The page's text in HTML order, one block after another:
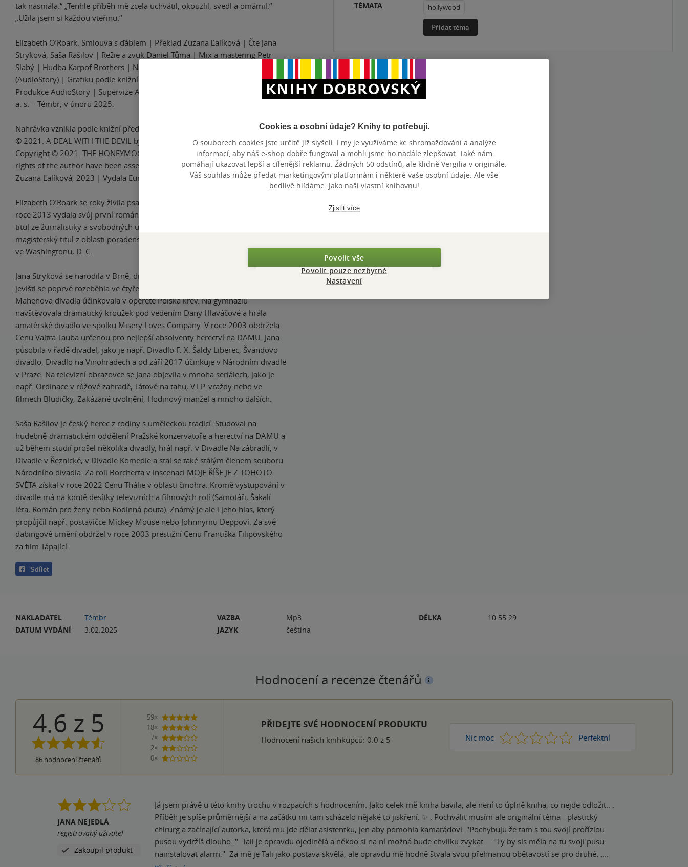
tak nasmála.“ „Tenhle příběh mě zcela uchvátil, okouzlil, svedl a omámil.“
„Užila jsem si každou vteřinu.“
Elizabeth O’Roark: Smlouva s ďáblem | Překlad Zuzana Ľalíková | Čte Jana
Stryková, Saša Rašilov | Režie a zvuk Daniel Tůma | Mix a mastering Petr
Slabý | Hudba Karpof Brothers | Natočeno ve studiu KARPOFON
(AudioStory) | Grafiku podle knižní předlohy adaptovala Jana Lhotáková |
Produkce AudioStory | Supervize Alena Brožová | Vydala Euromedia Group,
a. s. – Témbr, v únoru 2025.
Nahrávka vznikla podle knižní předlohy: A DEAL WITH THE DEVIL Copyright
© 2021. A DEAL WITH THE DEVIL by Elizabeth O’Roark | THE HONEYMOON
Copyright © 2021. THE HONEYMOON by Elizabeth O’Roark | The moral
rights of the author have been asserted. | All rights reserved. | Translation ©
Zuzana Ľalíková, 2023 | Vydala Euromedia Group, a. s. – Ikar, 2023.
Elizabeth O’Roark se roky živila psaním dokumentů z oblasti medicíny, než v
roce 2013 vydala svůj první román. Na Texaské univerzitě získala bakalářský
titul ze žurnalistiky a svobodných umění a na Univerzitě Notre Dame
magisterský titul z oblasti poradenské psychologie. Se svými třemi dětmi žije
ve Washingtonu, D. C.
Jana Stryková se narodila v Brně, dnes ale žije se svou rodinou v Praze. Po
jevišti se poprvé rozeběhla ve čtyřech letech, kdy jako členka dětského sboru
Mahenova divadla účinkovala v operetě Polská krev. Na gymnáziu
navštěvovala dramatický kroužek pod vedením Dany Hlaváčové a hrála
amatérské divadlo ve spolku Misery Loves Company. V roce 2003 obdržela
Cenu Valtra Tauba určenou pro nejlepší absolventy herectví na DAMU. Jana
působila v řadě divadel, jako je např. Divadlo F. X. Šaldy Liberec, Švandovo
divadlo, Divadlo na Vinohradech a od září 2017 účinkuje v Národním divadle
v Praze. Na televizní obrazovce se Jana objevila v mnoha seriálech, jako je
např. Ordinace v růžové zahradě, Tátové na tahu, V.I.P. vraždy nebo ve
filmech Bludičky, Zakázané uvolnění, Hodinový manžel a mnoho dalších.
Saša Rašilov je český herec z rodiny s uměleckou tradicí. Studoval na
hudebně-dramatickém oddělení Pražské konzervatoře a herectví na DAMU a
už během studií prošel několika divadly, hrál např. v Divadle Na zábradlí, v
Divadle v Řeznické, v Divadle Komedie a stal se také stálým členem souboru
Národního divadla. Za roli Borcherta v inscenaci MOJE ŘÍŠE JE Z TOHOTO
SVĚTA získal v roce 2022 Cenu Thálie v oblasti činohra. Kromě vystupování v
divadle má na kontě desítky televizních a filmových rolí (Samotáři, Šakalí
léta, Román pro ženy nebo Rodinná pouta). Známý je ale i jeho hlas, který
propůjčil např. postavičce Mickey Mouse nebo Johnnymu Deppovi. Za své
dabingové umění obdržel v roce 2003 prestižní Cenu Františka Filipovského
za film Tápající.
Sdílet
TÉMATA
hollywood
Přidat téma
NAKLADATEL
Témbr
DATUM VYDÁNÍ
3.02.2025
VAZBA
Mp3
JAZYK
čeština
DÉLKA 10:55:29
Hodnocení a recenze čtenářů
4.6 z 5
86hodnocení čtenářů
59×
5 hvězdiček
18×
4 hvězdičky
7×
3 hvězdičky
2×
2 hvězdičky
0×
1 hvezdička
PŘIDEJTE SVÉ HODNOCENÍ PRODUKTU
Hodnocení našich knihkupců: 0.0 z 5 Nic moc 1 2 3 4 Perfektní
5
JANA NEJEDLÁ
registrovaný uživatel
Zakoupil produkt
Já jsem právě u této knihy trochu v rozpacích s hodnocením. Jako celek mě kniha bavila, ale není to úplně kniha, co nejde odložit.. .
Příběh je spíše průměrnější a na začátku mi tam scházelo nějaké to jiskření. ✨️ . Pochválit musím ale originální téma - plastický
chirurg a začínající autorka, která mu jde dělat asistentku, jen aby pomohla kamarádovi. "Pochybuju že tam s tou svojí prořízlou
pusou vydržíš dlouho.." Tali je opravdu ojedinělá a někdo si na ní možná bude chvilku zvykat.. "Ty by sis měla na tu svoji pusu
nainstalovat alarm." Za mě je Tali jako postava skvělá, ale opravdu mě hodně štvala svou přehnanou obětavostí se pro druhé. .
Cookies a osobní údaje? Knihy to potřebují.
O souborech cookies jste určitě již slyšeli. I my je využíváme ke shromažďování a analýze
informací, aby náš e-shop dobře fungoval a mohli jsme ho nadále zlepšovat. Také nám
pomáhají ukazovat lepší a cílenější reklamu. Žádných 50 odstínů, ale klidně Vergilia v originále.
Váš souhlas může předat marketingovým platformám i některé vaše osobní údaje. Ale vše
bedlivě hlídáme. Jako naši vlastní knihovnu!
Zjistit více
Povolit vše
Povolit pouze nezbytné
Nastavení